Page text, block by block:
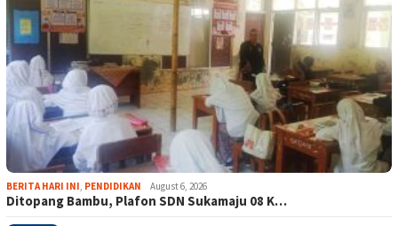
BERITA HARI INI, PENDIDIKAN August 6, 2026
Ditopang Bambu, Plafon SDN Sukamaju 08 K…